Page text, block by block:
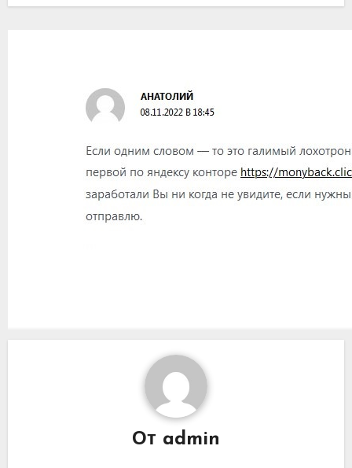
От admin